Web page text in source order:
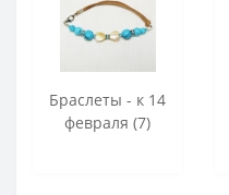
Браслеты - к 14
февраля (7)